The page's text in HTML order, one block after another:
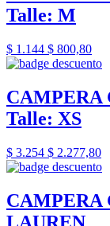
Talle: M
$ 1.144 $ 800,80
CAMPERA
Talle: XS
$ 3.254 $ 2.277,80
CAMPERA
LAUREN